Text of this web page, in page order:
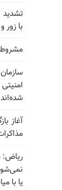
تشدید
با
شده‌اند؛ ۲۷ نفر از معترضان
آغاز
ریاض:
یا با